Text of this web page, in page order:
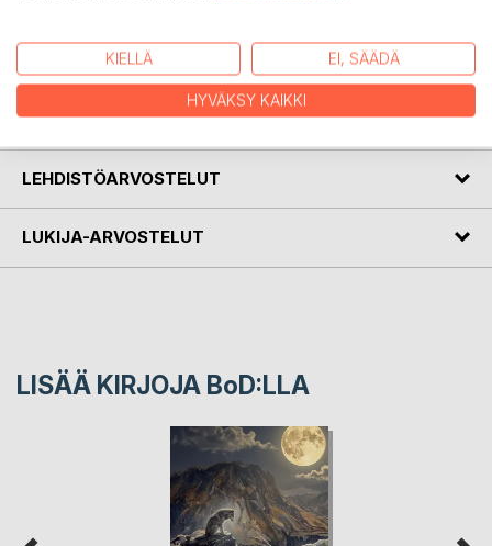
Kuvat on toteutettu keinoälyllä.
KIRJAILIJA
LEHDISTÖARVOSTELUT
LUKIJA-ARVOSTELUT
LISÄÄ KIRJOJA BoD:LLA
KIELLÄ EI, SÄÄDÄ
HYVÄKSY KAIKKI